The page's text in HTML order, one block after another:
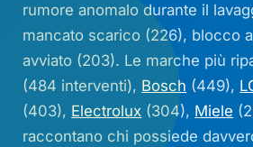
rumore anomalo durante il
mancato scarico (226), blocco
avviato (203). Le marche più
(484 interventi), Bosch (449),
(403), Electrolux (304), Miele
raccontano chi possiede